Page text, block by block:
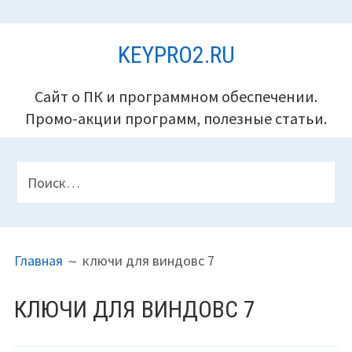
KEYPRO2.RU
Сайт о ПК и программном обеспечении.
Промо-акции программ, полезные статьи.
ВЕРХНЕГО
КОЛОНТИТУЛА
Найти:
НА
(ХЛЕБНЫЕ
КРОШКИ)
Главная ключи для виндовс 7
КЛЮЧИ ДЛЯ ВИНДОВС 7